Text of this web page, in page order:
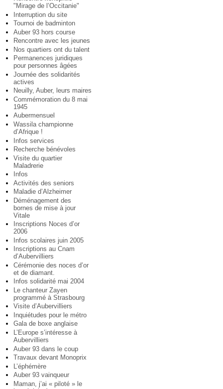
"Mirage de l’Occitanie"
Interruption du site
Tournoi de badminton
Auber 93 hors course
Rencontre avec les jeunes
Nos quartiers ont du talent
Permanences juridiques
pour personnes âgées
Journée des solidarités
actives
Neuilly, Auber, leurs maires
Commémoration du 8 mai
1945
Aubermensuel
Wassila championne
d’Afrique !
Infos services
Recherche bénévoles
Visite du quartier
Maladrerie
Infos
Activités des seniors
Maladie d’Alzheimer
Déménagement des
bornes de mise à jour
Vitale
Inscriptions Noces d’or
2006
Infos scolaires juin 2005
Inscriptions au Cnam
d’Aubervilliers
Cérémonie des noces d’or
et de diamant.
Infos solidarité mai 2004
Le chanteur Zayen
programmé à Strasbourg
Visite d’Aubervilliers
Inquiétudes pour le métro
Gala de boxe anglaise
L’Europe s’intéresse à
Aubervilliers
Auber 93 dans le coup
Travaux devant Monoprix
L’éphémère
Auber 93 vainqueur
Maman, j’ai « piloté » le